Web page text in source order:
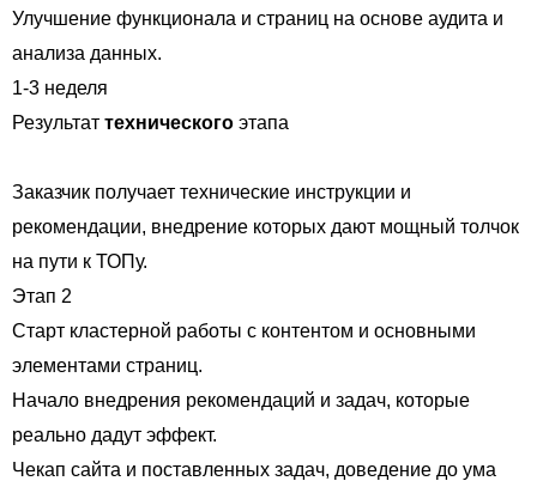
Улучшение функционала и страниц на основе аудита и
анализа данных.
1-3 неделя
Результат технического этапа
Заказчик получает технические инструкции и
рекомендации, внедрение которых дают мощный толчок
на пути к ТОПу.
Этап 2
Старт кластерной работы с контентом и основными
элементами страниц.
Начало внедрения рекомендаций и задач, которые
реально дадут эффект.
Чекап сайта и поставленных задач, доведение до ума